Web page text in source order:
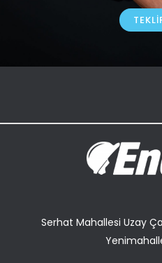
Serhat Mahallesi Uzay